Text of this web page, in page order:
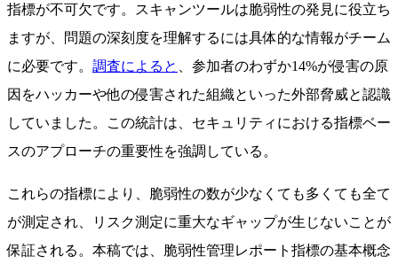
指標が不可欠です。スキャンツールは脆弱性の発見に役立ち
ますが、問題の深刻度を理解するには具体的な情報がチーム
に必要です。 調査によると
、参加者のわずか14%が侵害の原
因をハッカーや他の侵害された組織といった外部脅威と認識
していました。この統計は、セキュリティにおける指標ベー
スのアプローチの重要性を強調している。
これらの指標により、脆弱性の数が少なくても多くても全て
が測定され、リスク測定に重大なギャップが生じないことが
保証される。本稿では、脆弱性管理レポート指標の基本概念